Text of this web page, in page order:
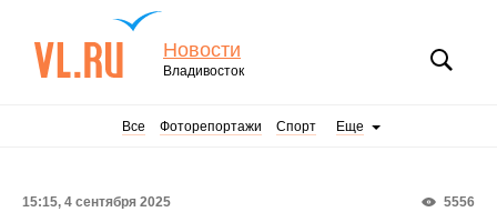
Новости
Владивосток
Все Фоторепортажи Спорт Еще
5556
15:15, 4 сентября 2025